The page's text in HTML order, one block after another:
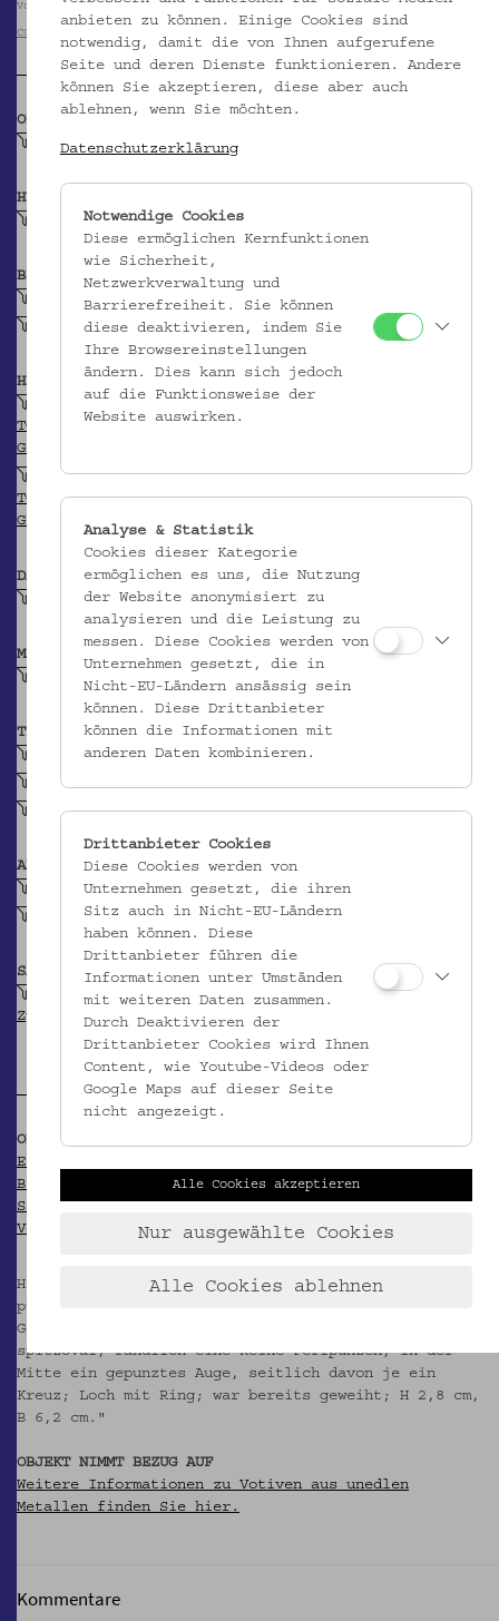
Volkskundemuseum Wien / Foto: Christa Knott
CC BY-NC-SA
OBJEKTKLASSE
Blechvotiv
HERSTELLER/IN
Unbekannt
BEITRAGENDE/R
Nikos Konstantinidis & Gios Ltd.
Krpata, Margit Z
HERKUNFT
TGN
GEONAMES
Nikosia
TGN
GEONAMES
DATIERUNG
Vor 1993
MATERIAL
TECHNIK
geschnitten (Metall)
ziseliert (Metall)
punziert (Metall)
ABBILDUNG
SAMMLUNG
Krpata, Margit Z: Ethnografische Objekte aus
Zypern
OBJEKT WIRD ZITIERT IN
Ethnographisches Museum Schloß Kittsee (Hg.): Das
Blatt im Meer. Zypern in österreichischen
Sammlungen. Kittsee 1997 (= Kittseer Schriften zur
Volkskunde 8), S. 225.
Hier im Kapitel Religiosität / Votive / Silbervotive
publiziert als "Votiv, táma; EMK 5.212
Goldfarbenes Blech (Silberblech vergoldet?), Auge,
spitzoval, randlich eine Reihe Perlpunzen, in der
Mitte ein gepunztes Auge, seitlich davon je ein
Kreuz; Loch mit Ring; war bereits geweiht; H 2,8 cm,
B 6,2 cm."
OBJEKT NIMMT BEZUG AUF
Weitere Informationen zu Votiven aus unedlen
Metallen finden Sie hier.
Kommentare
anbieten zu können. Einige Cookies sind
notwendig, damit die von Ihnen aufgerufene
Seite und deren Dienste funktionieren. Andere
können Sie akzeptieren, diese aber auch
ablehnen, wenn Sie möchten.
Datenschutzerklärung
Notwendige Cookies
Diese ermöglichen Kernfunktionen
wie Sicherheit,
Netzwerkverwaltung und
Barrierefreiheit. Sie können
diese deaktivieren, indem Sie
Ihre Browsereinstellungen
ändern. Dies kann sich jedoch
auf die Funktionsweise der
Website auswirken.
Analyse & Statistik
Cookies dieser Kategorie
ermöglichen es uns, die Nutzung
der Website anonymisiert zu
analysieren und die Leistung zu
messen. Diese Cookies werden von
Unternehmen gesetzt, die in
Nicht-EU-Ländern ansässig sein
können. Diese Drittanbieter
können die Informationen mit
anderen Daten kombinieren.
Drittanbieter Cookies
Diese Cookies werden von
Unternehmen gesetzt, die ihren
Sitz auch in Nicht-EU-Ländern
haben können. Diese
Drittanbieter führen die
Informationen unter Umständen
mit weiteren Daten zusammen.
Durch Deaktivieren der
Drittanbieter Cookies wird Ihnen
Content, wie Youtube-Videos oder
Google Maps auf dieser Seite
nicht angezeigt.
Alle Cookies akzeptieren
Nur ausgewählte Cookies
Alle Cookies ablehnen